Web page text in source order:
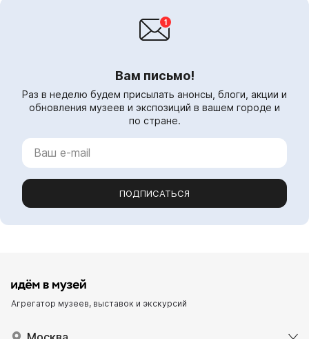
Вам письмо!
Раз в неделю будем присылать анонсы, блоги, акции и
обновления музеев и экспозиций в вашем городе и
по стране.
ПОДПИСАТЬСЯ
Агрегатор музеев, выставок и экскурсий